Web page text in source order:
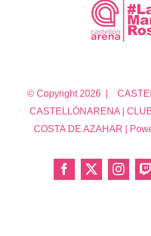
© Copyright 2026 |
CASTELLÓNARENA |
COSTA DE AZAHAR |
Facebook
X